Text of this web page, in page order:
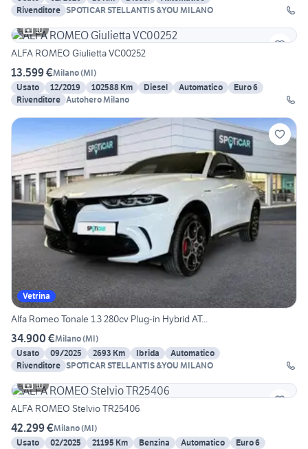
Rivenditore SPOTICAR STELLANTIS &YOU MILANO
10
ALFA ROMEO Giulietta VC00252
13.599 €Milano(MI)
Usato
12/2019 102588 Km Diesel Automatico
Euro 6
Rivenditore Autohero Milano
Vetrina
Alfa Romeo Tonale 1.3 280cv Plug-in Hybrid AT...
34.900 €Milano(MI)
Usato
09/2025 2693 Km Ibrida
Automatico
Rivenditore SPOTICAR STELLANTIS &YOU MILANO
10
ALFA ROMEO Stelvio TR25406
42.299 €Milano(MI)
Usato
02/2025 21195 Km Benzina Automatico
Euro 6